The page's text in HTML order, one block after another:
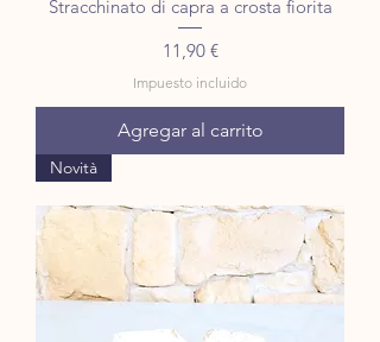
Stracchinato di capra a crosta fiorita
Precio
11,90 €
Impuesto incluido
Agregar al carrito
Novità